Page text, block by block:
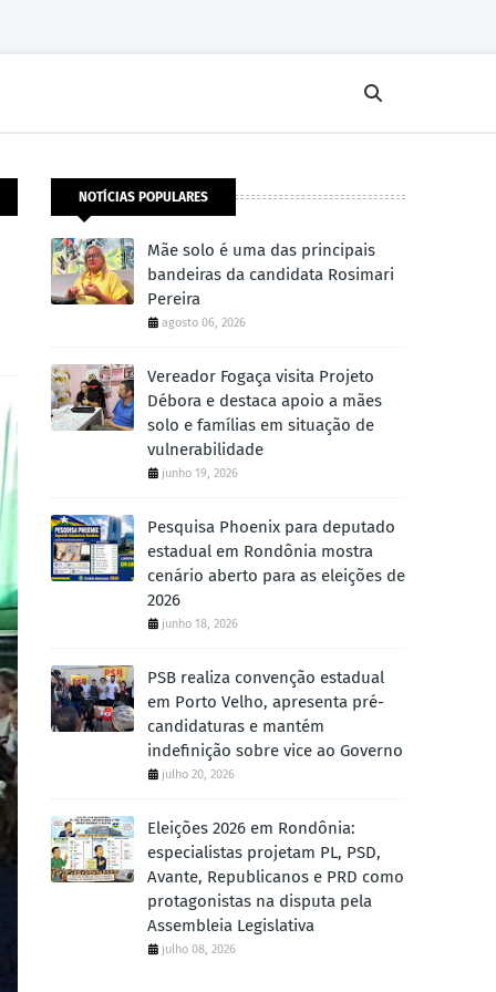
NOTÍCIAS POPULARES
Mãe solo é uma das principais
bandeiras da candidata Rosimari
Pereira
agosto 06, 2026
Vereador Fogaça visita Projeto
Débora e destaca apoio a mães
solo e famílias em situação de
vulnerabilidade
junho 19, 2026
Pesquisa Phoenix para deputado
estadual em Rondônia mostra
cenário aberto para as eleições de
2026
junho 18, 2026
PSB realiza convenção estadual
em Porto Velho, apresenta pré-
candidaturas e mantém
indefinição sobre vice ao Governo
julho 20, 2026
Eleições 2026 em Rondônia:
especialistas projetam PL, PSD,
Avante, Republicanos e PRD como
protagonistas na disputa pela
Assembleia Legislativa
julho 08, 2026